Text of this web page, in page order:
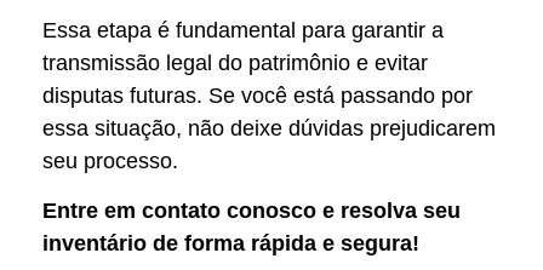
Essa etapa é fundamental para garantir a
transmissão legal do patrimônio e evitar
disputas futuras. Se você está passando por
essa situação, não deixe dúvidas prejudicarem
seu processo.
Entre em contato conosco e resolva seu
inventário de forma rápida e segura!